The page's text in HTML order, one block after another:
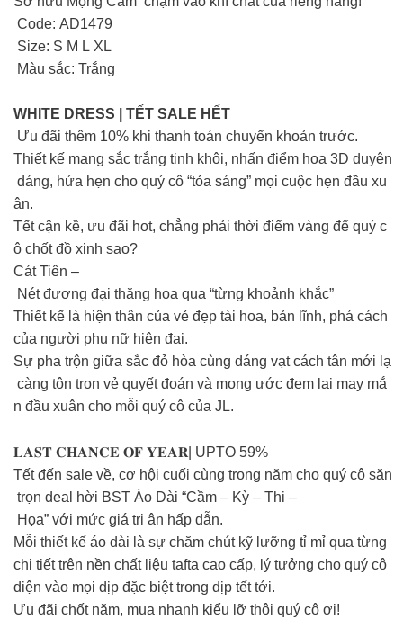
Code: AD1479
Size: S M L XL
Màu sắc: Trắng
WHITE DRESS | TẾT SALE HẾT
Ưu đãi thêm 10% khi thanh toán chuyển khoản trước.
Thiết kế mang sắc trắng tinh khôi, nhấn điểm hoa 3D duyên
dáng, hứa hẹn cho quý cô “tỏa sáng” mọi cuộc hẹn đầu xu
ân.
Tết cận kề, ưu đãi hot, chẳng phải thời điểm vàng để quý c
ô chốt đồ xinh sao?
Cát Tiên –
Nét đương đại thăng hoa qua “từng khoảnh khắc”
Thiết kế là hiện thân của vẻ đẹp tài hoa, bản lĩnh, phá cách
của người phụ nữ hiện đại.
Sự pha trộn giữa sắc đỏ hòa cùng dáng vạt cách tân mới lạ
càng tôn trọn vẻ quyết đoán và mong ước đem lại may mắ
n đầu xuân cho mỗi quý cô của JL.
𝐋𝐀𝐒𝐓 𝐂𝐇𝐀𝐍𝐂𝐄 𝐎𝐅 𝐘𝐄𝐀𝐑| UPTO 59%
Tết đến sale về, cơ hội cuối cùng trong năm cho quý cô săn
trọn deal hời BST Áo Dài “Cầm – Kỳ – Thi –
Họa” với mức giá tri ân hấp dẫn.
Mỗi thiết kế áo dài là sự chăm chút kỹ lưỡng tỉ mỉ qua từng
chi tiết trên nền chất liệu tafta cao cấp, lý tưởng cho quý cô
diện vào mọi dịp đặc biệt trong dịp tết tới.
Ưu đãi chốt năm, mua nhanh kiểu lỡ thôi quý cô ơi!